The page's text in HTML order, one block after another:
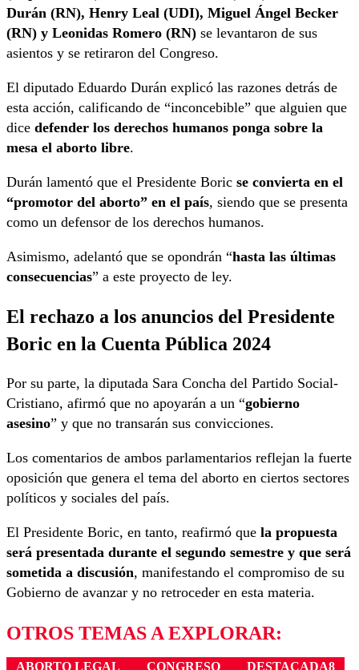
Durán (RN), Henry Leal (UDI), Miguel Ángel Becker
(RN) y Leonidas Romero (RN) se levantaron de sus
asientos y se retiraron del Congreso.
El diputado Eduardo Durán explicó las razones detrás de
esta acción, calificando de “inconcebible” que alguien que
dice defender los derechos humanos ponga sobre la
mesa el aborto libre.
Durán lamentó que el Presidente Boric se convierta en el
“promotor del aborto” en el país, siendo que se presenta
como un defensor de los derechos humanos.
Asimismo, adelantó que se opondrán “hasta las últimas
consecuencias” a este proyecto de ley.
El rechazo a los anuncios del Presidente
Boric en la Cuenta Pública 2024
Por su parte, la diputada Sara Concha del Partido Social-
Cristiano, afirmó que no apoyarán a un “gobierno
asesino” y que no transarán sus convicciones.
Los comentarios de ambos parlamentarios reflejan la fuerte
oposición que genera el tema del aborto en ciertos sectores
políticos y sociales del país.
El Presidente Boric, en tanto, reafirmó que la propuesta
será presentada durante el segundo semestre y que será
sometida a discusión, manifestando el compromiso de su
Gobierno de avanzar y no retroceder en esta materia.
OTROS TEMAS A EXPLORAR:
ABORTO LEGAL CONGRESO
DESTACADA8